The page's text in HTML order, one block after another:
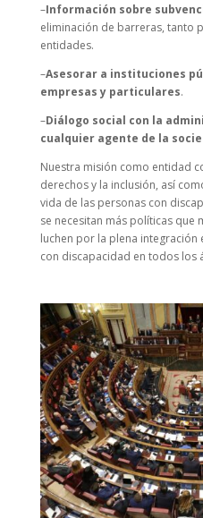
–Información sobre
eliminación de barreras, tanto
entidades.
–Asesorar a instituciones
empresas y particulares.
–Diálogo social con la
cualquier agente de la
Nuestra misión como entidad
derechos y la inclusión, así
vida de las personas con
se necesitan más políticas que
luchen por la plena
con discapacidad en todos los